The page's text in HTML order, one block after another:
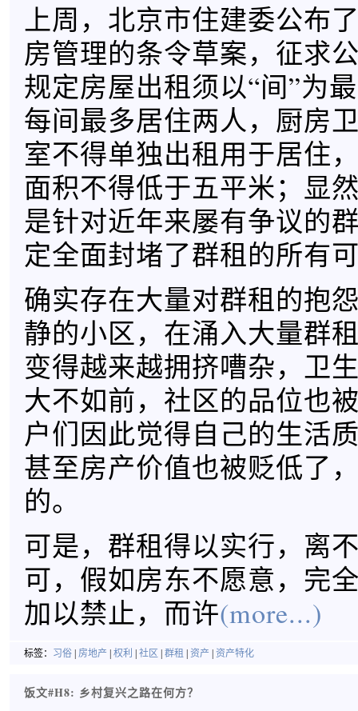
上周，北京市住建委公布
房管理的条令草案，征求
规定房屋出租须以“间”为
每间最多居住两人，厨房
室不得单独出租用于居住
面积不得低于五平米；显
是针对近年来屡有争议的
定全面封堵了群租的所有
确实存在大量对群租的抱
静的小区，在涌入大量群
变得越来越拥挤嘈杂，卫
大不如前，社区的品位也
户们因此觉得自己的生活
甚至房产价值也被贬低了
的。
可是，群租得以实行，离
可，假如房东不愿意，完
加以禁止，而许(more...)
标签： 习俗 房地产 权利 社区 群租 资产 资产特化
饭文#H8: 乡村复兴之路在何方？